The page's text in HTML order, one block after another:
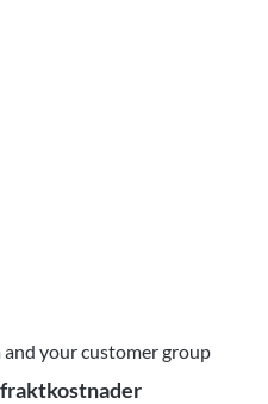
your customer group